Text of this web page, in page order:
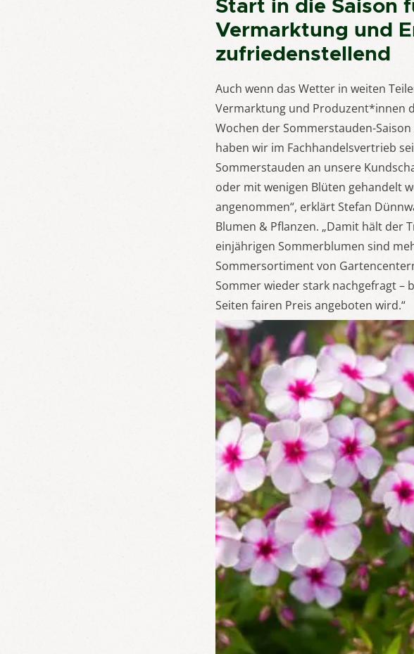
Start in die Saison
Vermarktung und
zufriedenstellend
Auch wenn das Wetter in weiten
Vermarktung und Produzent*innen
Wochen der Sommerstauden-
haben wir im Fachhandelsvertrieb
Sommerstauden an unsere
oder mit wenigen Blüten gehandelt
angenommen“, erklärt Stefan
Blumen & Pflanzen. „Damit hält der
einjährigen Sommerblumen sind
Sommersortiment von
Sommer wieder stark nachgefragt –
Seiten fairen Preis angeboten wird.“